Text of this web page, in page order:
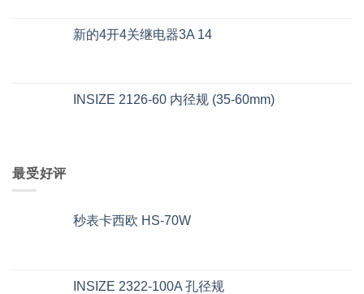
新的4开4关继电器3A 14
INSIZE 2126-60 内径规 (35-60mm)
最受好评
秒表卡西欧 HS-70W
INSIZE 2322-100A 孔径规